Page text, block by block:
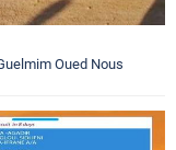
Oued Nous